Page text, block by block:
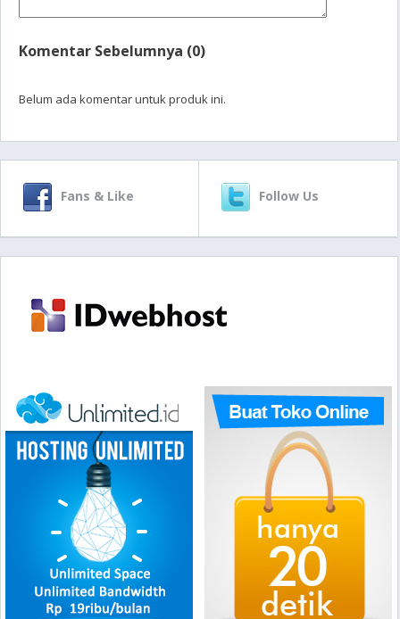
Komentar Sebelumnya (0)
Belum ada komentar untuk produk ini.
Fans & Like Follow Us